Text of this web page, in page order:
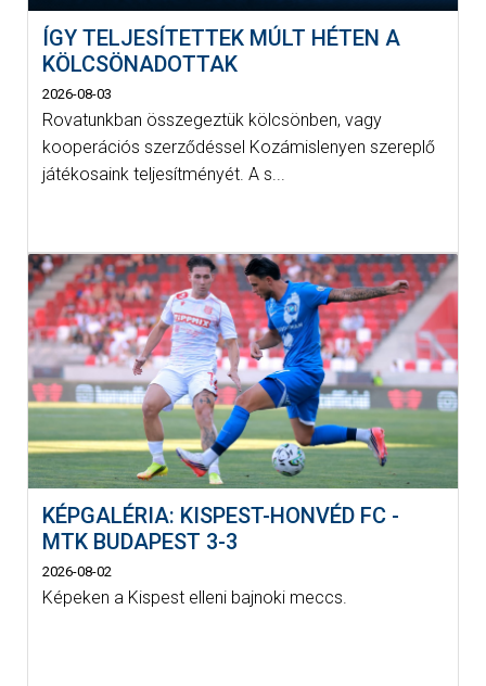
ÍGY TELJESÍTETTEK MÚLT HÉTEN A
KÖLCSÖNADOTTAK
2026-08-03
Rovatunkban összegeztük kölcsönben, vagy
kooperációs szerződéssel Kozámislenyen szereplő
játékosaink teljesítményét. A s...
KÉPGALÉRIA: KISPEST-HONVÉD FC -
MTK BUDAPEST 3-3
2026-08-02
Képeken a Kispest elleni bajnoki meccs.